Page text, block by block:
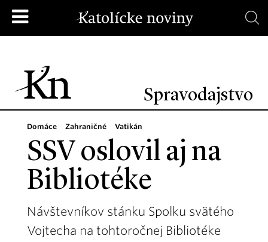
Spravodajstvo
Domáce Zahraničné Vatikán
SSV oslovil aj na
Bibliotéke
Návštevníkov stánku Spolku svätého
Vojtecha na tohtoročnej Bibliotéke